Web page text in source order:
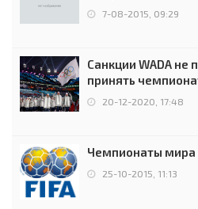
7-08-2015, 09:29
Санкции WADA
принять
чемпионов.
20-12-2020, 17:48
Чемпионаты мира
25-10-2015, 11:13